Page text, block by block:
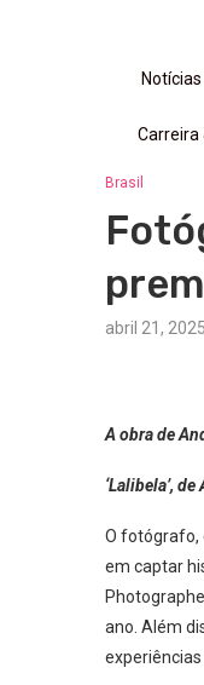
Carreira
Brasil
abril 21, 2025
A obra de
‘Lalibela’,
O fotógrafo,
em captar
ano. Além